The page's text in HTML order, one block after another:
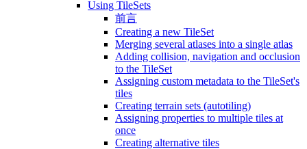
Using TileSets
前言
Creating a new TileSet
Merging several atlases into a single atlas
Adding collision, navigation and occlusion
to the TileSet
Assigning custom metadata to the TileSet's
tiles
Creating terrain sets (autotiling)
Assigning properties to multiple tiles at
once
Creating alternative tiles